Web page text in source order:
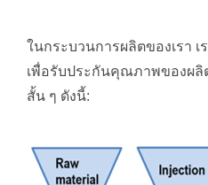
ในกระบวนการผลิตของเรา
เพื่อรับประกันคุณภาพของผ
สั้น ๆ ดังนี้: